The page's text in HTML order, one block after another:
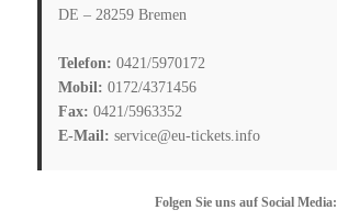
DE – 28259 Bremen
Telefon: 0421/5970172
Mobil: 0172/4371456
Fax: 0421/5963352
E-Mail: service@eu-tickets.info
Folgen Sie uns auf Social Media: